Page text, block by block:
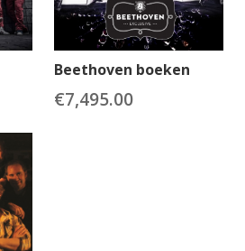
Beethoven boeken
€7,495.00